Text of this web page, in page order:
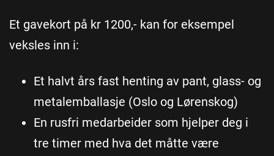
Et gavekort på kr 1200,- kan for eksempel
veksles inn i:
Et halvt års fast henting av pant, glass- og
metalemballasje (Oslo og Lørenskog)
En rusfri medarbeider som hjelper deg i
tre timer med hva det måtte være